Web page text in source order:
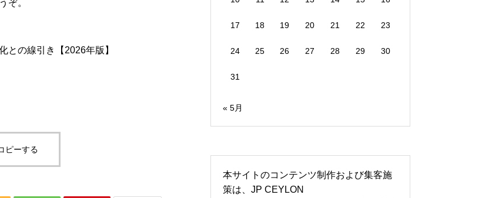
ぞ。
との線引き【2026年版】
ピーする
17 18 19 20 21 22 23
24 25 26 27 28 29 30
31
« 5月
本サイトのコンテンツ制作および集客施
策は、JP CEYLON